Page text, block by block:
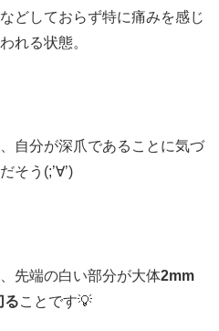
どしておらず特に痛みを感じ
れる状態。
自分が深爪であることに気づ
そう(;’∀’)
先端の白い部分が大体2mm
ることです💡